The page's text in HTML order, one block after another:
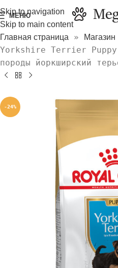
Skip to navigation
Skip to main content
МЕНЮ
Главная страница » Магазин
Yorkshire Terrier
породы йоркширский
-24%